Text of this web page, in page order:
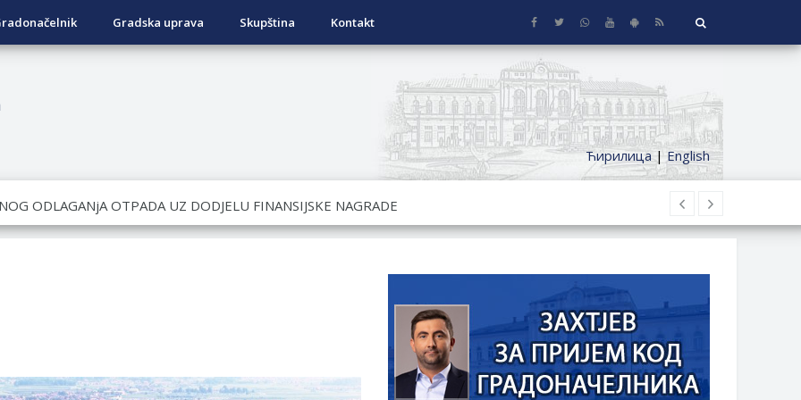
Gradska uprava Skupština Kontakt
Ћирилица|English
ODLAGANjA OTPADA UZ DODJELU FINANSIJSKE NAGRADE
SREDSTAVA ZA SUFINANSIRANjE KUPOVINE SEOSKE KUĆE SA OKUĆNICOM NA TERITORIJI
KOJI SU OSTVARILI PRAVO NA GRADSKI MJESEČNI BORAČKI DODATAK ZA DEMOBILISANE BORCE
pomoć za nabavku školskog pribora osnovcima